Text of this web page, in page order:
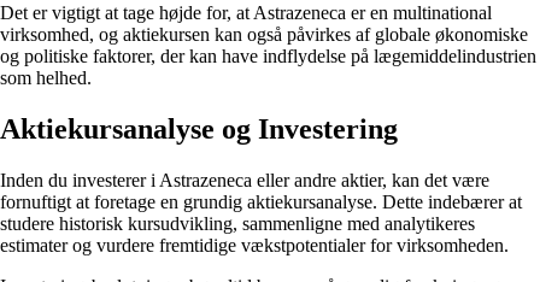
Det er vigtigt at tage højde for, at Astrazeneca er en multinational
virksomhed, og aktiekursen kan også påvirkes af globale økonomiske
og politiske faktorer, der kan have indflydelse på lægemiddelindustrien
som helhed.
Aktiekursanalyse og Investering
Inden du investerer i Astrazeneca eller andre aktier, kan det være
fornuftigt at foretage en grundig aktiekursanalyse. Dette indebærer at
studere historisk kursudvikling, sammenligne med analytikeres
estimater og vurdere fremtidige vækstpotentialer for virksomheden.